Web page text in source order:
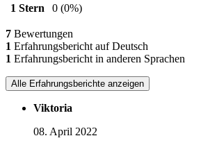
1 Stern
0 (0%)
7 Bewertungen
1 Erfahrungsbericht auf Deutsch
1 Erfahrungsbericht in anderen Sprachen
Alle Erfahrungsberichte anzeigen
Viktoria
08. April 2022